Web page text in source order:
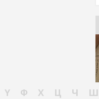
Ү Ф Х Ц Ч Ш